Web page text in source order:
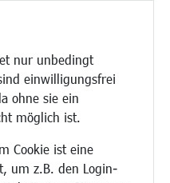
nur unbedingt
einwilligungsfrei
ohne sie ein
möglich ist.
Cookie ist eine
um z.B. den Login-